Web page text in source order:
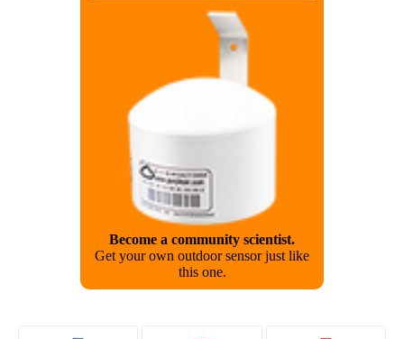
Become a community scientist.
Get your own outdoor sensor just like
this one.